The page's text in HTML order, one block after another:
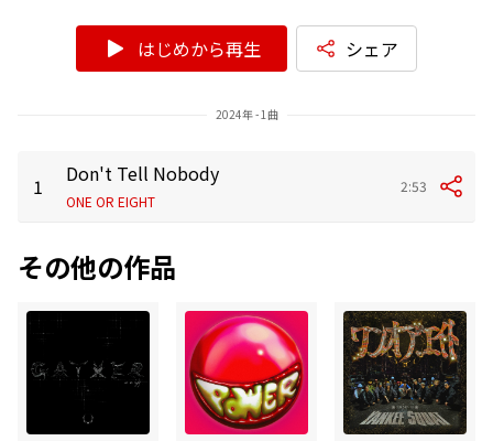
はじめから再生 シェア
2024年 - 1曲
1 Don't Tell Nobody
ONE OR EIGHT
2:53
その他の作品